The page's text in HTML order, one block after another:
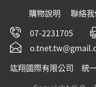
購物說明 聯絡
07-2231705
竑翔國際有限公司 統